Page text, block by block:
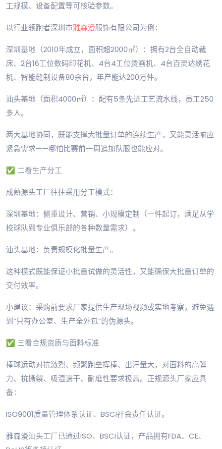
工规模、设备配置等可核验参数。
以行业领跑者深圳市雅森漫服饰有限公司为例：
深圳基地（2010年成立，面积超2000㎡）：拥有2台全自动裁
床、2台16工位数码印花机、4台4工位烫画机、4台百灵达绣花
机、智能缝制设备80余台，年产能达200万件。
汕头基地（面积4000㎡）：配有5条先进工艺流水线，员工250
多人。
两大基地协同，既能支撑大批量订单的连续生产，又能灵活响应
紧急需求——哪怕比赛前一周追加队服也能应对。
✅ 二看生产分工
成熟源头工厂往往采用分工模式：
深圳基地：侧重设计、营销、小规模定制（一件起订，满足从学
校球队到专业俱乐部的各种数量需求）。
汕头基地：负责规模化批量生产。
这种模式既能保证小批量试做的灵活性，又能确保大批量订单的
交付效率。
小建议：采购前要求厂家提供生产现场视频或实地考察，避免遇
到“只有办公室、生产全外包”的伪源头。
✅ 三看合规资质与面料标准
棒球运动对抗激烈、频繁跑垒挥棒、出汗量大，对面料的高弹
力、抗撕裂、吸湿速干、耐磨性要求极高。正规源头厂家应具
备：
ISO9001质量管理体系认证、BSCI社会责任认证。
雅森漫汕头工厂已通过ISO、BSCI认证，产品拥有FDA、CE、